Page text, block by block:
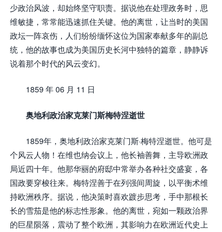
少政治风波，却始终坚守职责。据说他在处理政务时，思
维敏捷，常常能迅速抓住关键。他的离世，让当时的美国
政坛一阵哀伤，人们纷纷缅怀这位为国家奉献多年的副总
统，他的故事也成为美国历史长河中独特的篇章，静静诉
说着那个时代的风云变幻。
1859 年 06 月 11 日
奥地利政治家克莱门斯梅特涅逝世
1859年，奥地利政治家克莱门斯·梅特涅逝世。他可是
个风云人物！在维也纳会议上，他长袖善舞，主导欧洲政
局近四十年。他那华丽的府邸中常举办各种社交盛宴，各
国政要穿梭往来。梅特涅善于在列强间周旋，以平衡术维
持欧洲秩序。据说，他决策时喜欢踱步思考，手中那根长
长的雪茄是他的标志性形象。他的离世，宛如一颗政治界
的巨星陨落，震动了整个欧洲，其影响力在欧洲近代史上